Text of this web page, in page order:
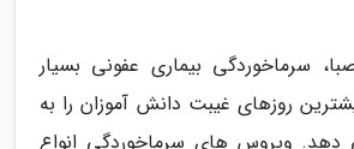
سرماخوردگی بیماری عفونی بسیار
روزهای غیبت دانش آموزان را به
ویروس های سرماخوردگی انواع